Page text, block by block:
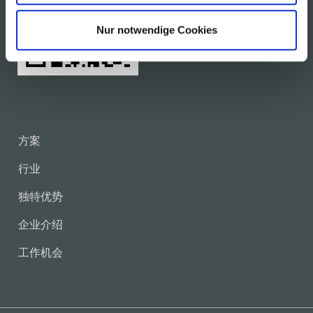
Nur notwendige Cookies
方案
行业
独特优势
企业介绍
工作机会